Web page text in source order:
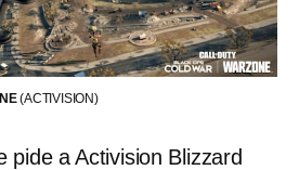
(ACTIVISION)
pide a Activision Blizzard